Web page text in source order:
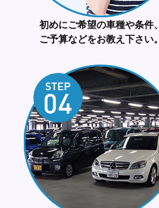
初めにご希望の車種や条件、
ご予算などをお教え下さい。